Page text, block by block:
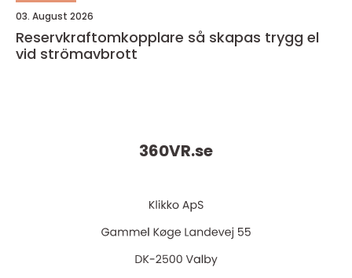
03. August 2026
Reservkraftomkopplare så skapas trygg el
vid strömavbrott
360VR.se